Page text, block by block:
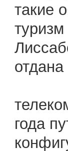
такие
года